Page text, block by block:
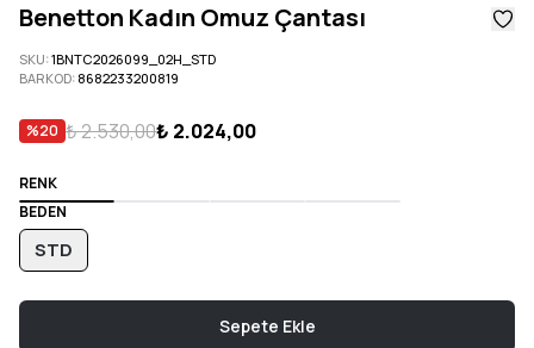
Benetton Kadın Omuz Çantası
SKU:1BNTC2026099_02H_STD
BARKOD: 8682233200819
%20 ₺ 2.530,00₺ 2.024,00
RENK
BEDEN
STD
Sepete Ekle